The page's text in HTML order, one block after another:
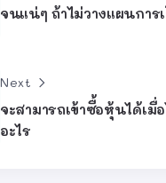
จนแน่ๆ ถ้าไม่วางแผนการ
Next
จะสามารถเข้าซื้อหุ้นได้เมื่
อะไร